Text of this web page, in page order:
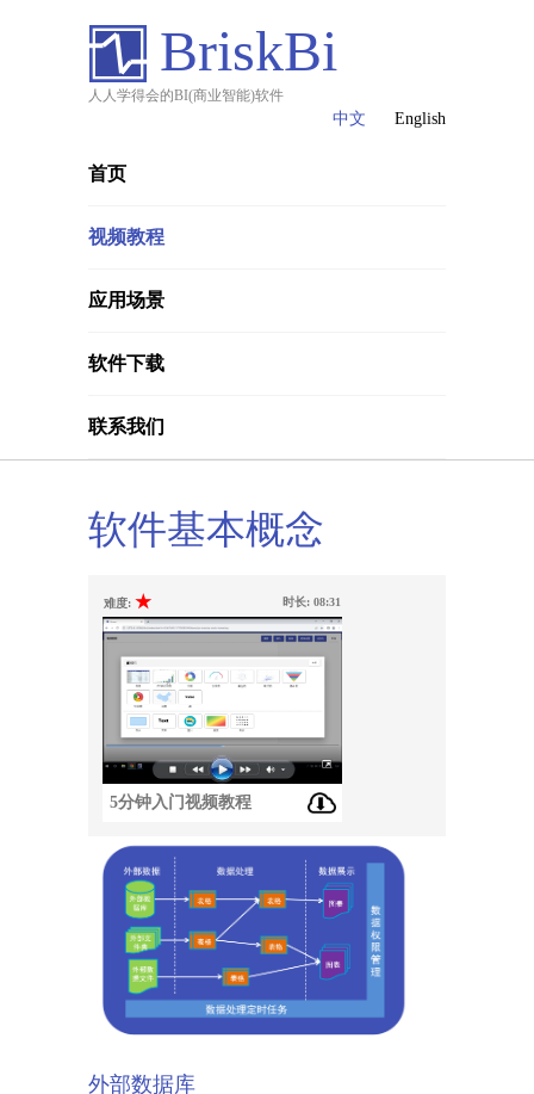
BriskBi
人人学得会的BI(商业智能)软件
中文 English
首页
视频教程
应用场景
软件下载
联系我们
软件基本概念
难度: ★ 时长: 08:31
5分钟入门视频教程
外部数据库